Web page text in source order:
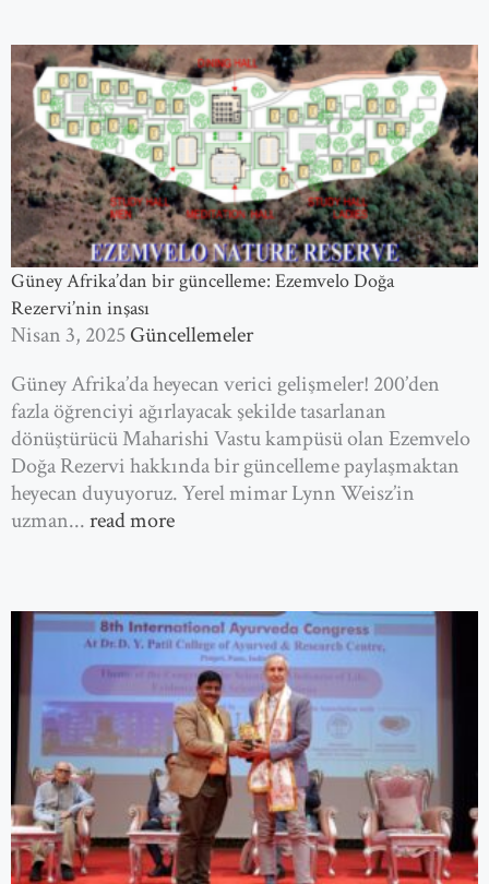
Güney Afrika’dan bir güncelleme: Ezemvelo Doğa
Rezervi’nin inşası
Nisan 3, 2025 Güncellemeler
Güney Afrika’da heyecan verici gelişmeler! 200’den
fazla öğrenciyi ağırlayacak şekilde tasarlanan
dönüştürücü Maharishi Vastu kampüsü olan Ezemvelo
Doğa Rezervi hakkında bir güncelleme paylaşmaktan
heyecan duyuyoruz. Yerel mimar Lynn Weisz’in
uzman...read more